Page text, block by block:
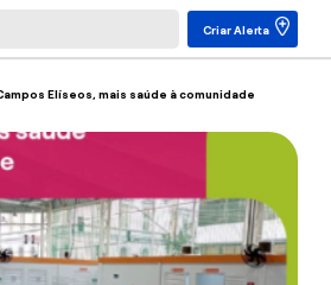
Criar Alerta
Elíseos, mais saúde à comunidade